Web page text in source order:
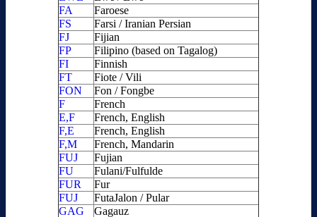
FA
Faroese
FS
Farsi / Iranian Persian
FJ
Fijian
FP
Filipino (based on Tagalog)
FI
Finnish
FT
Fiote / Vili
FON
Fon / Fongbe
F
French
E,F
French, English
F,E
French, English
F,M
French, Mandarin
FUJ
Fujian
FU
Fulani/Fulfulde
FUR
Fur
FUJ
FutaJalon / Pular
GAG
Gagauz